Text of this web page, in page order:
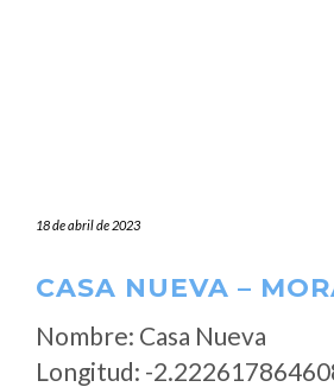
18 de abril de 2023
CASA NUEVA –
Nombre: Casa Nueva
Longitud: -